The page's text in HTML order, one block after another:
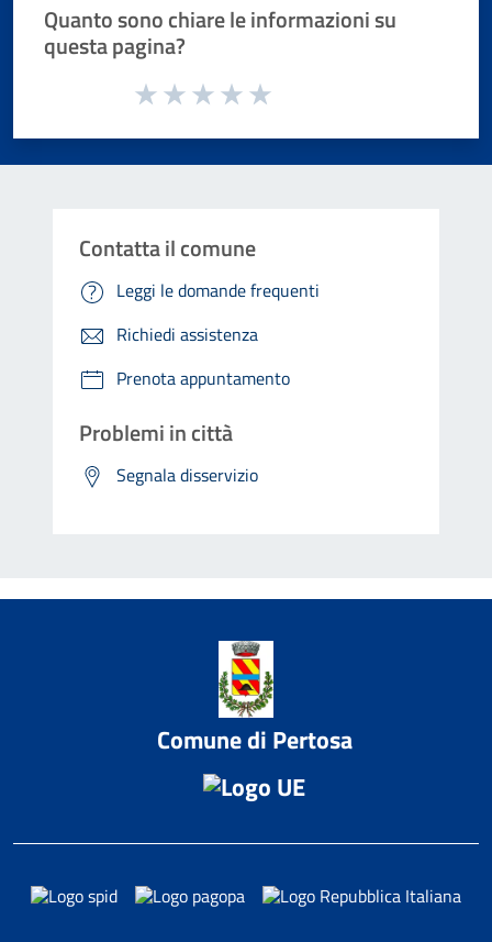
Quanto sono chiare le informazioni su
questa pagina?
Valuta da 1 a 5 stelle la pagina
Contatta il comune
Leggi le domande frequenti
Richiedi assistenza
Prenota appuntamento
Problemi in città
Segnala disservizio
Comune di Pertosa